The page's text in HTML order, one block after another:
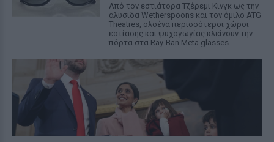
Από τον εστιάτορα Τζέρεμι Κινγκ ως την
αλυσίδα Wetherspoons και τον όμιλο ATG
Theatres, ολοένα περισσότεροι χώροι
εστίασης και ψυχαγωγίας κλείνουν την
πόρτα στα Ray-Ban Meta glasses.